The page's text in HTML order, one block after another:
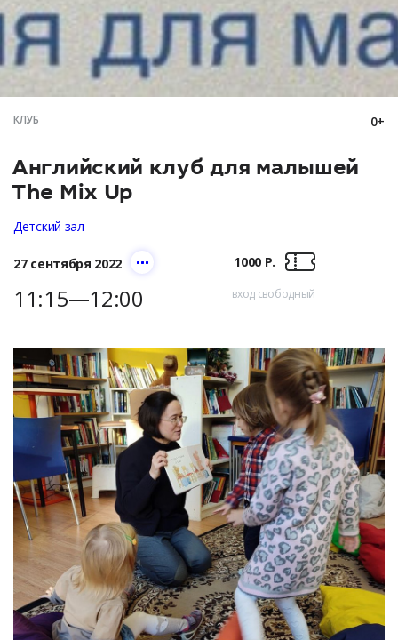
КЛУБ 0+
Английский клуб для малышей
The Mix Up
Детский зал
27 сентября 2022
11:15—12:00
1000 Р.
вход свободный